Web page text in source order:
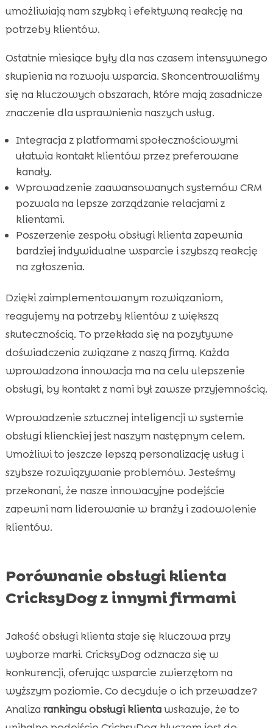
umożliwiają nam szybką i efektywną reakcję na
potrzeby klientów.
Ostatnie miesiące były dla nas czasem intensywnego
skupienia na rozwoju wsparcia. Skoncentrowaliśmy
się na kluczowych obszarach, które mają zasadnicze
znaczenie dla usprawnienia naszych usług.
Integracja z platformami społecznościowymi
ułatwia kontakt klientów przez preferowane
kanały.
Wprowadzenie zaawansowanych systemów CRM
pozwala na lepsze zarządzanie relacjami z
klientami.
Poszerzenie zespołu obsługi klienta zapewnia
bardziej indywidualne wsparcie i szybszą reakcję
na zgłoszenia.
Dzięki zaimplementowanym rozwiązaniom,
reagujemy na potrzeby klientów z większą
skutecznością. To przekłada się na pozytywne
doświadczenia związane z naszą firmą. Każda
wprowadzona innowacja ma na celu ulepszenie
obsługi, by kontakt z nami był zawsze przyjemnością.
Wprowadzenie sztucznej inteligencji w systemie
obsługi klienckiej jest naszym następnym celem.
Umożliwi to jeszcze lepszą personalizację usług i
szybsze rozwiązywanie problemów. Jesteśmy
przekonani, że nasze innowacyjne podejście
zapewni nam liderowanie w branży i zadowolenie
klientów.
Porównanie obsługi klienta
CricksyDog z innymi firmami
Jakość obsługi klienta staje się kluczowa przy
wyborze marki. CricksyDog odznacza się w
konkurencji, oferując wsparcie zwierzętom na
wyższym poziomie. Co decyduje o ich przewadze?
Analiza rankingu obsługi klientawskazuje, że to